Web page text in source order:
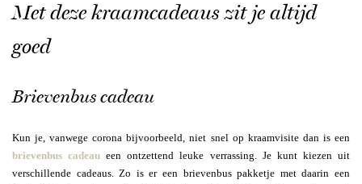
Met deze kraamcadeaus zit je altijd
goed
Brievenbus cadeau
Kun je, vanwege corona bijvoorbeeld, niet snel op kraamvisite dan is een
brievenbus cadeau een ontzettend leuke verrassing. Je kunt kiezen uit
verschillende cadeaus. Zo is er een brievenbus pakketje met daarin een